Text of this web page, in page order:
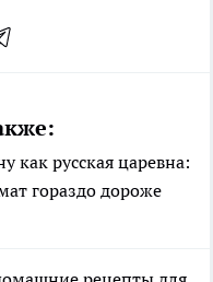
как русская царевна:
гораздо дороже